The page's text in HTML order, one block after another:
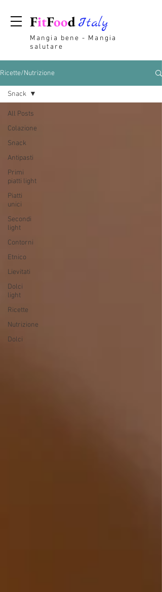
FitFoodItaly
Mangia bene - Mangia
salutare
Ricette/Nutrizione
All Posts
Colazione
Snack
Antipasti
Primi
piatti light
Piatti
unici
Secondi
light
Contorni
Etnico
Lievitati
Dolci
light
Ricette
Nutrizione
Dolci
Snack